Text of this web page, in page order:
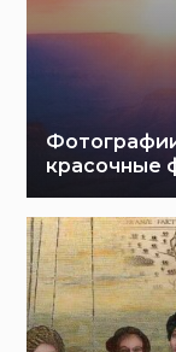
красочные